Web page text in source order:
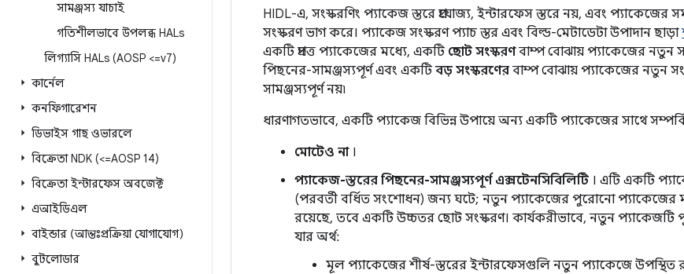
সামঞ্জস্য যাচাই
গতিশীলভাবে উপলব্ধ HALs
লিগ্যাসি HALs (AOSP <=v7)
কার্নেল
কনফিগারেশন
ডিভাইস গাছ ওভারলে
বিক্রেতা NDK (<=AOSP 14)
বিক্রেতা ইন্টারফেস অবজেক্ট
এআইডিএল
বাইন্ডার (আন্তঃপ্রক্রিয়া যোগাযোগ)
বুটলোডার
HIDL-এ, সংস্করণিং প্যাকেজ স্তরে প্রযোজ্য, ইন্টারফেস স্তরে নয়, এবং প্যাকেজের
সংস্করণ ভাগ করে। প্যাকেজ সংস্করণ প্যাচ স্তর এবং বিল্ড-মেটাডেটা উপাদান ছাড়া
একটি প্রদত্ত প্যাকেজের মধ্যে, একটি ছোট সংস্করণবাম্প বোঝায় প্যাকেজের নতুন
পিছনের-সামঞ্জস্যপূর্ণ এবং একটি বড় সংস্করণের বাম্প বোঝায় প্যাকেজের নতুন
সামঞ্জস্যপূর্ণ নয়৷
ধারণাগতভাবে, একটি প্যাকেজ বিভিন্ন উপায়ে অন্য একটি প্যাকেজের সাথে
মোটেও না।
প্যাকেজ-স্তরের পিছনের-সামঞ্জস্যপূর্ণ এক্সটেনসিবিলিটি । এটি একটি
(পরবর্তী বর্ধিত সংশোধন) জন্য ঘটে; নতুন প্যাকেজের পুরোনো প্যাকেজের
রয়েছে, তবে একটি উচ্চতর ছোট সংস্করণ। কার্যকরীভাবে, নতুন
যার অর্থ:
মূল প্যাকেজের শীর্ষ-স্তরের ইন্টারফেসগুলি নতুন প্যাকেজে